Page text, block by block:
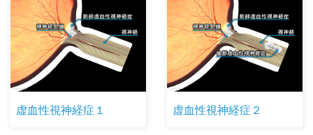
虚血性視神経症１ 虚血性視神経症２